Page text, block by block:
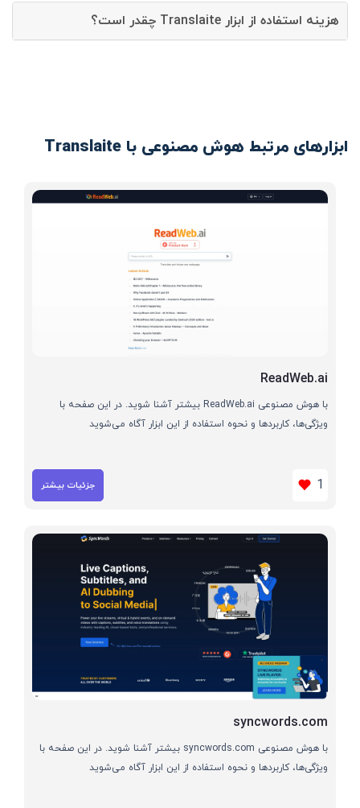
هزینه استفاده از ابزار Translaite چقدر است؟
ابزارهای مرتبط هوش مصنوعی با Translaite
ReadWeb.ai
با هوش مصنوعی ReadWeb.ai بیشتر آشنا شوید. در این صفحه با
ویژگی‌ها، کاربردها و نحوه استفاده از این ابزار آگاه می‌شوید
1 جزئیات بیشتر
syncwords.com
با هوش مصنوعی syncwords.com بیشتر آشنا شوید. در این صفحه با
ویژگی‌ها، کاربردها و نحوه استفاده از این ابزار آگاه می‌شوید